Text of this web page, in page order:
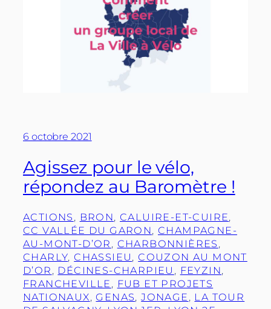
6 octobre 2021
Agissez pour le vélo,
répondez au Baromètre !
ACTIONS , BRON, CALUIRE-ET-CUIRE
CC VALLÉE DU GARON, CHAMPAGNE-
AU-MONT-D’OR , CHARBONNIÈRES
CHARLY, CHASSIEU , COUZON AU MONT
D’OR , DÉCINES-CHARPIEU , FEYZIN
FRANCHEVILLE , FUB ET PROJETS
NATIONAUX, GENAS, JONAGE , LA TOUR